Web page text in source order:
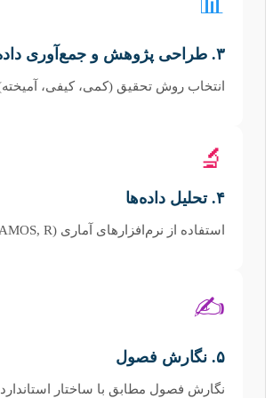
۳. طراحی پژوهش و جمع‌آوری داده
انتخاب روش تحقیق (کمی، کیفی،
🔬
۴. تحلیل داده‌ها
استفاده از نرم‌افزارهای آماری (SPSS, AMOS, R) یا تحلیل محتوا.
✍️
۵. نگارش فصول
نگارش فصول مطابق با ساختار استاندارد